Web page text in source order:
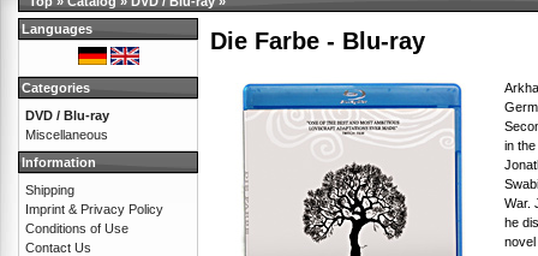
Die Farbe - Blu-ray
in
War.
he
Languages
Categories
DVD / Blu-ray
Miscellaneous
Information
Shipping
Imprint & Privacy Policy
Conditions of Use
Contact Us